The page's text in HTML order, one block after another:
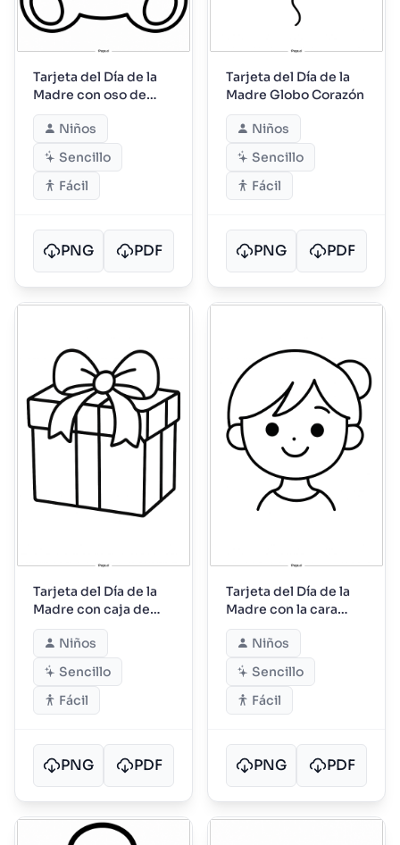
Tarjeta del Día de la
Madre con oso de
peluche
Niños
Sencillo
Fácil
PNG PDF
Tarjeta del Día de la
Madre Globo Corazón
Niños
Sencillo
Fácil
PNG PDF
Tarjeta del Día de la
Madre con caja de
regalo
Niños
Sencillo
Fácil
PNG PDF
Tarjeta del Día de la
Madre con la cara
sonriente de mamá
Niños
Sencillo
Fácil
PNG PDF